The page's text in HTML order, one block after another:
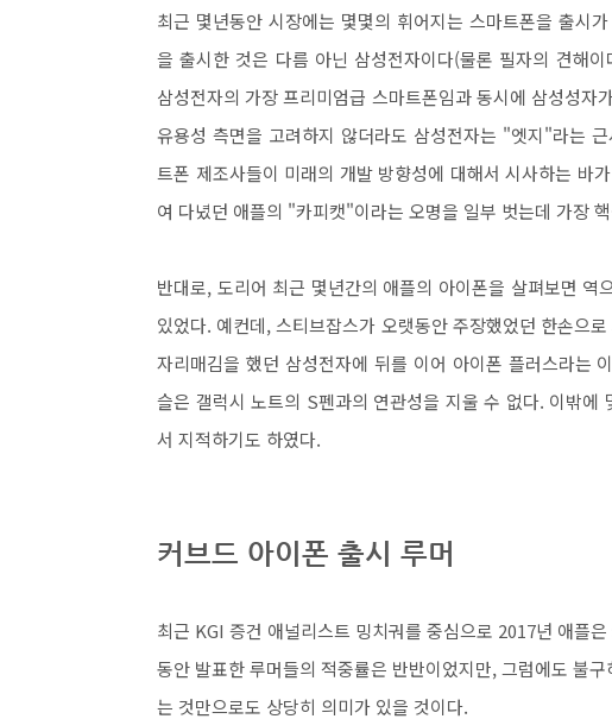
최근 몇년동안 시장에는 몇몇의 휘어지는 스마트폰을 출시
을 출시한 것은 다름 아닌 삼성전자이다(물론 필자의 견해
삼성전자의 가장 프리미엄급 스마트폰임과 동시에 삼성성
유용성 측면을 고려하지 않더라도 삼성전자는 "엣지"라는
트폰 제조사들이 미래의 개발 방향성에 대해서 시사하는 바
여 다녔던 애플의 "카피캣"이라는 오명을 일부 벗는데 가장
반대로, 도리어 최근 몇년간의 애플의 아이폰을 살펴보면
있었다. 예컨데, 스티브잡스가 오랫동안 주장했었던 한손으
자리매김을 했던 삼성전자에 뒤를 이어 아이폰 플러스라는
슬은 갤럭시 노트의 S펜과의 연관성을 지울 수 없다. 이밖
서 지적하기도 하였다.
커브드 아이폰 출시 루머
최근 KGI 증건 애널리스트 밍치궈를 중심으로 2017년 애플
동안 발표한 루머들의 적중률은 반반이었지만, 그럼에도 불
는 것만으로도 상당히 의미가 있을 것이다.